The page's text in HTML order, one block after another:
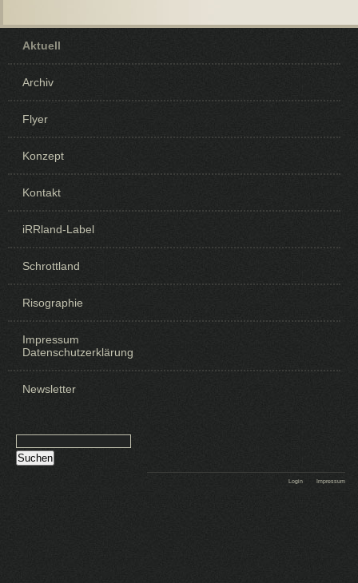
überspringen
Aktuell
Archiv
Flyer
Konzept
Kontakt
iRRland-Label
Schrottland
Risographie
Impressum
Datenschutzerklärung
Newsletter
Suchen
Login Impressum